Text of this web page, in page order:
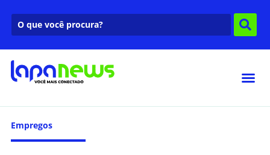
Empregos